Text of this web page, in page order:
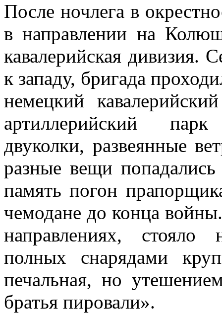
После ночлега в
в направлении на
кавалерийская дивизия.
к за­паду, бригада
немецкий
артиллерийский
двуколки, развеянные
разные вещи
память погон
чемодане до конца
направлениях, стояло
полных снарядами
печальная, но
братья пировали».